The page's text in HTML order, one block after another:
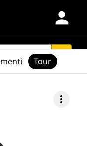
person
search
more_vert
Tour